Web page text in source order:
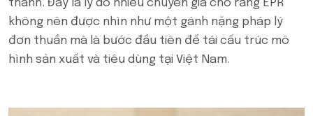
thành. Đây là lý do nhiều chuyên gia cho rằng EPR
không nên được nhìn như một gánh nặng pháp lý
đơn thuần mà là bước đầu tiên để tái cấu trúc mô
hình sản xuất và tiêu dùng tại Việt Nam.